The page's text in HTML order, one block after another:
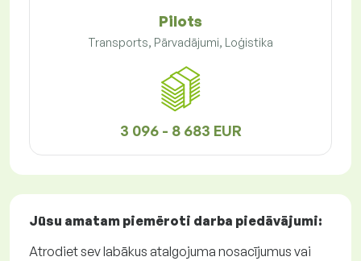
Pilots
Transports, Pārvadājumi, Loģistika
3 096 - 8 683 EUR
Jūsu amatam piemēroti darba piedāvājumi:
Atrodiet sev labākus atalgojuma nosacījumus vai